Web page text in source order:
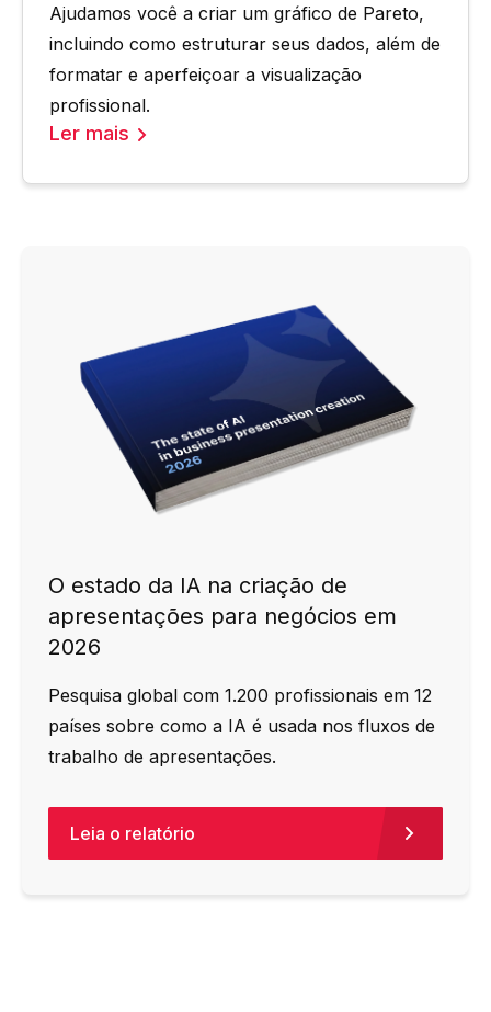
Ajudamos você a criar um gráfico de Pareto,
incluindo como estruturar seus dados, além de
formatar e aperfeiçoar a visualização
profissional.
Ler mais
O estado da IA na criação de
apresentações para negócios em
2026
Pesquisa global com 1.200 profissionais em 12
países sobre como a IA é usada nos fluxos de
trabalho de apresentações.
Leia o relatório